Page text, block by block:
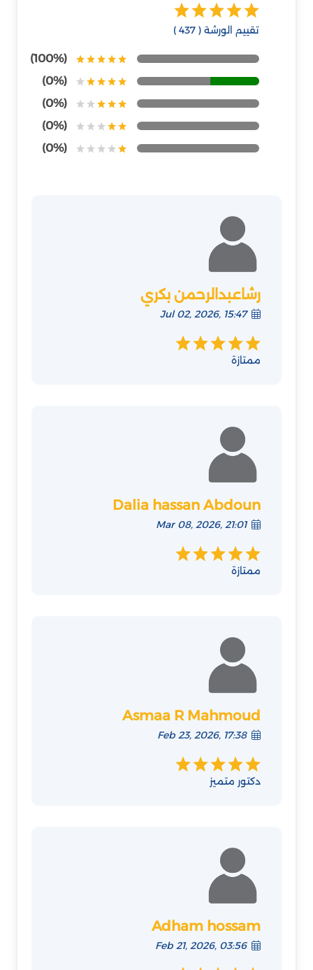
تقييم الورشة ( 437 )
(100%)
(0%)
(0%)
(0%)
(0%)
رشاعبدالرحمن بكري
Jul 02, 2026, 15:47
ممتازة
Dalia hassan Abdoun
Mar 08, 2026, 21:01
ممتازة
Asmaa R Mahmoud
Feb 23, 2026, 17:38
دكتور متميز
Adham hossam
Feb 21, 2026, 03:56